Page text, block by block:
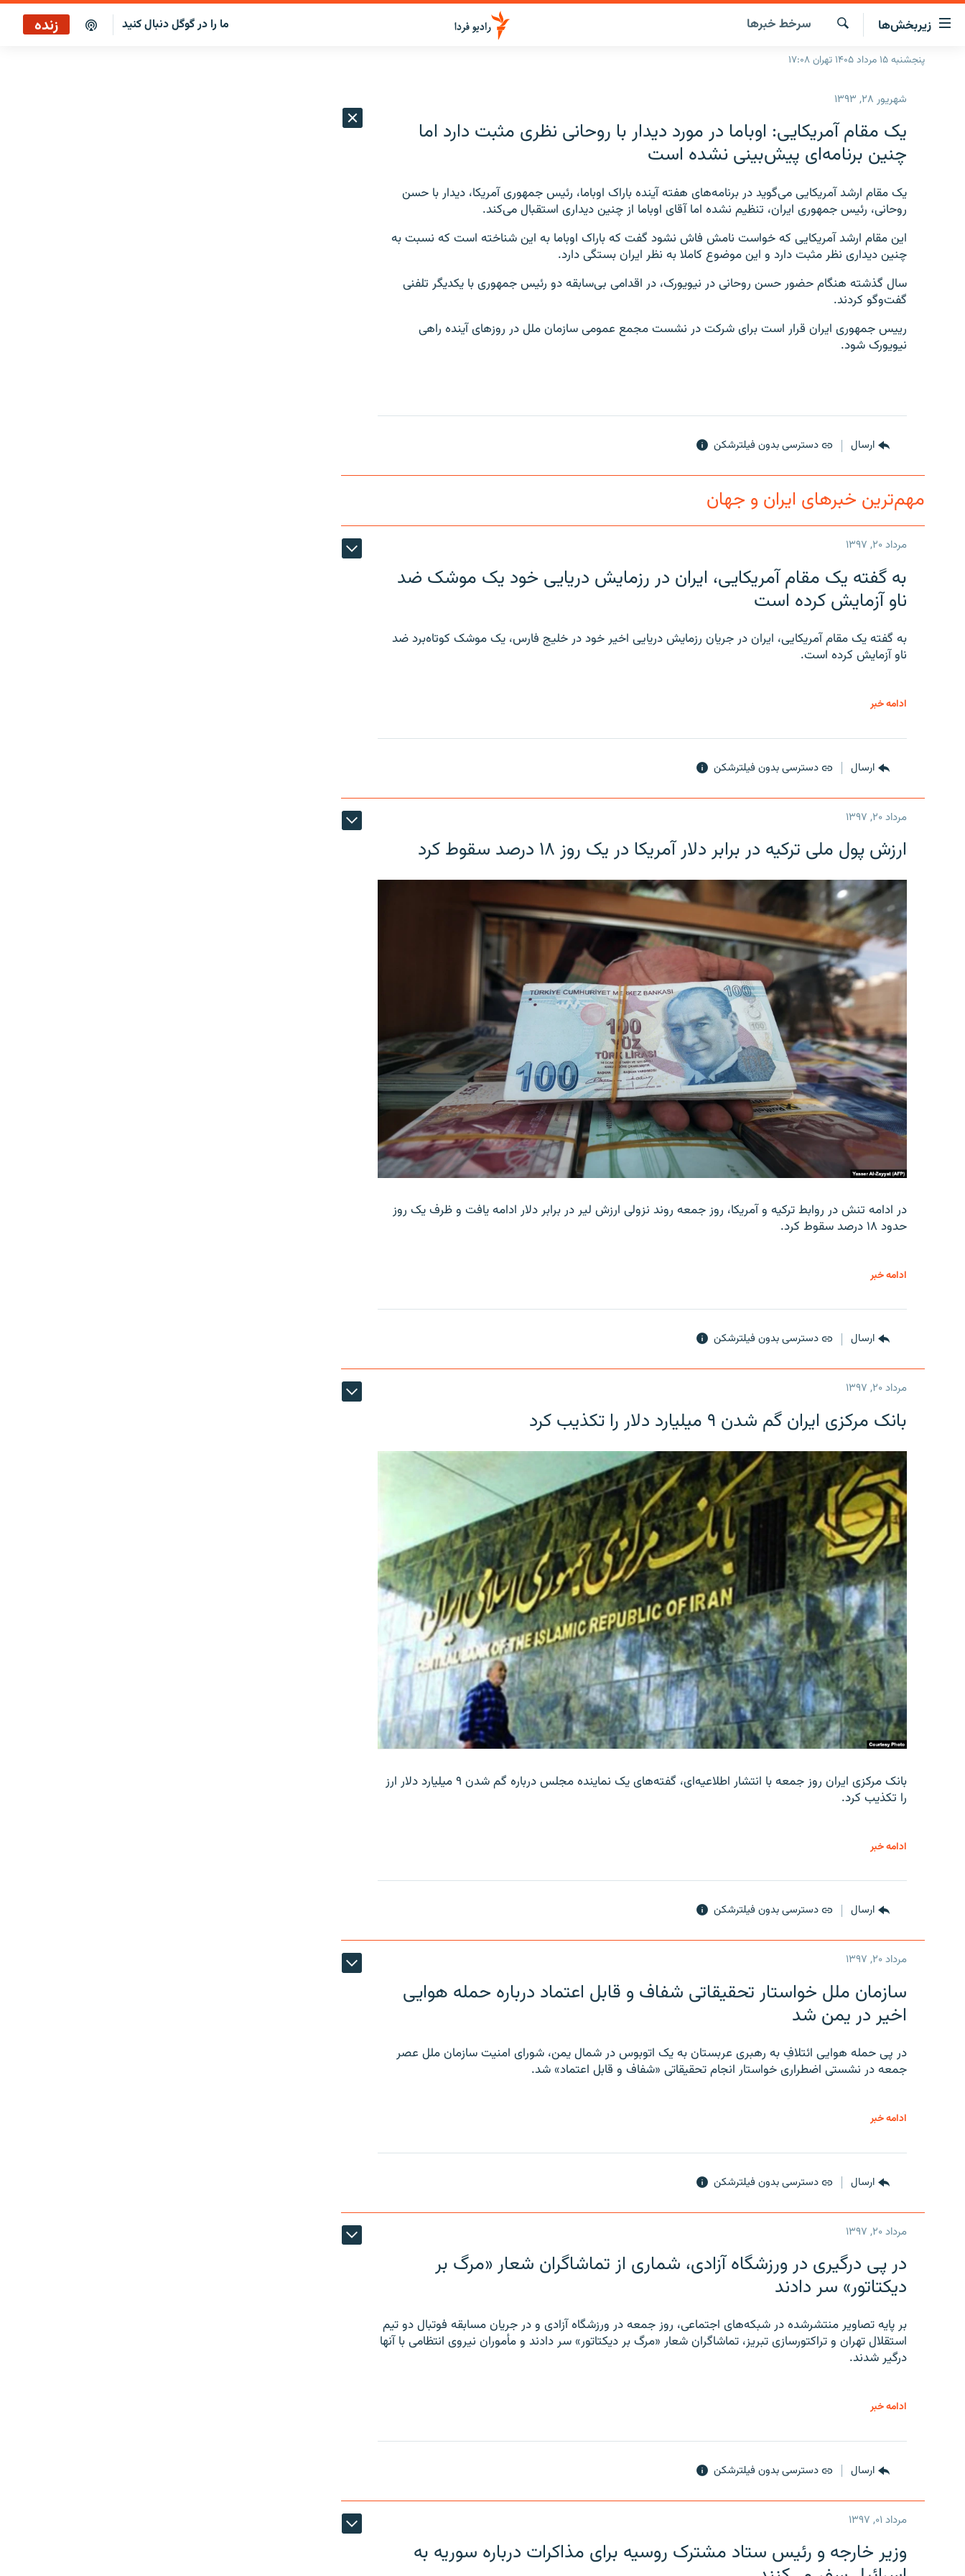
لینک‌های
قابلیت
دسترسی
زیربخش‌ها
صفحه اصلی
انتخاب کنید و بشنوید
برنامه‌های رادیویی
فرکانس‌ها
چندرسانه‌ای
گزارش‌های تصویری
گزارش‌های ویدئویی
جستجو
سرخط‌ خبرها ما را در گوگل دنبال کنید زنده
پنجشنبه ۱۵ مرداد ۱۴۰۵ تهران ۱۷:۰۸
شهریور ۲۸, ۱۳۹۳
یک مقام آمریکایی: اوباما در مورد دیدار با روحانی نظری مثبت دارد اما
چنین برنامه‌ای پیش‌بینی نشده است
یک مقام ارشد آمریکایی می‌گوید در برنامه‌های هفته آینده باراک اوباما، رئیس جمهوری آمریکا، دیدار با حسن
روحانی، رئیس جمهوری ایران، تنظیم نشده اما آقای اوباما از چنین دیداری استقبال می‌کند.
این مقام ارشد آمریکایی که خواست نامش فاش نشود گفت که باراک اوباما به این شناخته است که نسبت به
چنین دیداری نظر مثبت دارد و این موضوع کاملا به نظر ایران بستگی دارد.
سال گذشته هنگام حضور حسن روحانی در نیویورک، در اقدامی بی‌سابقه دو رئیس جمهوری با یکدیگر تلفنی
گفت‌وگو کردند.
رییس جمهوری ایران قرار است برای شرکت در نشست مجمع عمومی سازمان ملل در روزهای آینده راهی
نیویورک شود.
ارسال دسترسی بدون فیلترشکن
مهم‌ترین خبرهای ایران و جهان
مرداد ۲۰, ۱۳۹۷
به گفته یک مقام آمریکایی، ایران در رزمایش دریایی خود یک موشک ضد
ناو آزمایش کرده است
به گفته یک مقام آمریکایی، ایران در جریان رزمایش دریایی اخیر خود در خلیج فارس، یک موشک کوتاه‌برد ضد
ناو آزمایش کرده است.
ادامه خبر
ارسال دسترسی بدون فیلترشکن
مرداد ۲۰, ۱۳۹۷
ارزش پول ملی ترکیه در برابر دلار آمریکا در یک روز ۱۸ درصد سقوط کرد
در ادامه تنش در روابط ترکیه و آمریکا، روز جمعه روند نزولی ارزش لیر در برابر دلار ادامه یافت و ظرف یک روز
حدود ۱۸ درصد سقوط کرد.
ادامه خبر
ارسال دسترسی بدون فیلترشکن
مرداد ۲۰, ۱۳۹۷
بانک مرکزی ایران گم شدن ۹ میلیارد دلار را تکذیب کرد
بانک مرکزی ایران روز جمعه با انتشار اطلاعیه‌ای، گفته‌های یک نماینده مجلس درباره گم شدن ۹ میلیارد دلار ارز
را تکذیب کرد.
ادامه خبر
ارسال دسترسی بدون فیلترشکن
مرداد ۲۰, ۱۳۹۷
سازمان ملل خواستار تحقیقاتی شفاف و قابل اعتماد درباره حمله هوایی
اخیر در یمن شد
در پی حمله هوایی ائتلافِ به رهبری عربستان به یک اتوبوس در شمال یمن، شورای امنیت سازمان ملل عصر
جمعه در نشستی اضطراری خواستار انجام تحقیقاتی «شفاف و قابل اعتماد» شد.
ادامه خبر
ارسال دسترسی بدون فیلترشکن
مرداد ۲۰, ۱۳۹۷
در پی درگیری در ورزشگاه آزادی، شماری از تماشاگران شعار «مرگ بر
دیکتاتور» سر دادند
بر پایه تصاویر منتشرشده در شبکه‌های اجتماعی، روز جمعه در ورزشگاه آزادی و در جریان مسابقه فوتبال دو تیم
استقلال تهران و تراکتورسازی تبریز، تماشاگران شعار «مرگ بر دیکتاتور» سر دادند و مأموران نیروی انتظامی با آنها
درگیر شدند.
ادامه خبر
ارسال دسترسی بدون فیلترشکن
مرداد ۰۱, ۱۳۹۷
وزیر خارجه و رئیس‌ ستاد مشترک روسیه برای مذاکرات درباره سوریه به